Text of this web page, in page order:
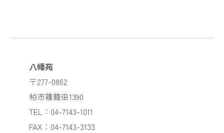
八幡苑
〒277-0862
柏市篠籠田1390
TEL：04-7143-1011
FAX：04-7143-3133